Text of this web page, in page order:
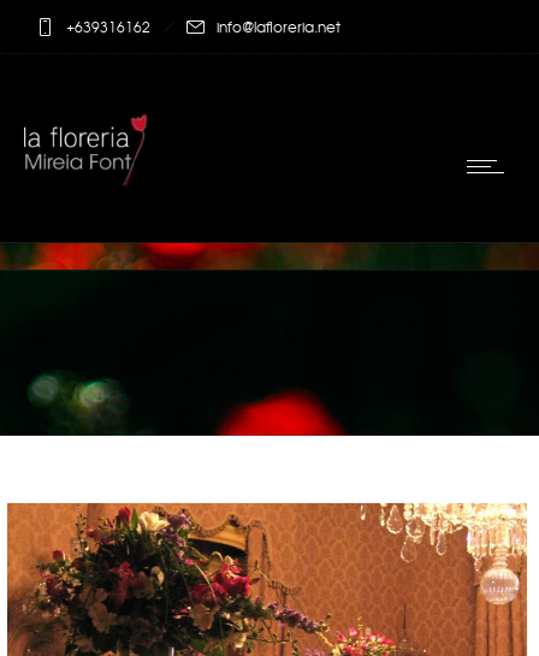
+639316162 info@lafloreria.net